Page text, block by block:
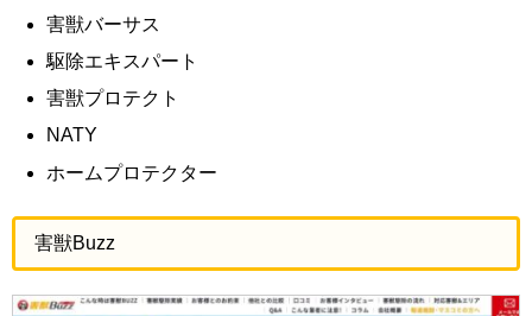
害獣バーサス
駆除エキスパート
害獣プロテクト
NATY
ホームプロテクター
害獣Buzz